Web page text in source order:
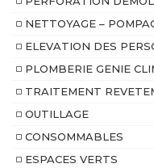
NETTOYAGE –
ELEVATION DES
PLOMBERIE GENIE
TRAITEMENT
OUTILLAGE
CONSOMMABLES
ESPACES VERTS